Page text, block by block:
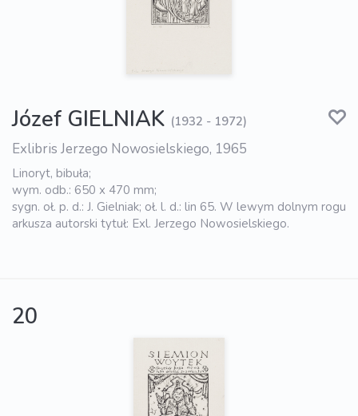
Józef GIELNIAK (1932 - 1972)
Exlibris Jerzego Nowosielskiego, 1965
Linoryt, bibuła;
wym. odb.: 650 x 470 mm;
sygn. oł. p. d.: J. Gielniak; oł. l. d.: lin 65. W lewym dolnym rogu
arkusza autorski tytuł: Exl. Jerzego Nowosielskiego.
20